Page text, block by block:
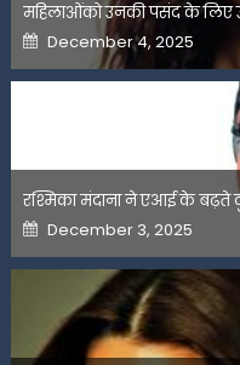
महिलाओंको उनकी पसंद के लिए
Posted
on
December 4, 2025
रश्मिका मंदाना ने एआई के बढ़ते
Posted
on
December 3, 2025